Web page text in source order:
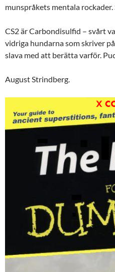
munspråkets mentala
CS2 är Carbondisulfid – svårt
vidriga hundarna som skriver
slava med att berätta varför.
August Strindberg.